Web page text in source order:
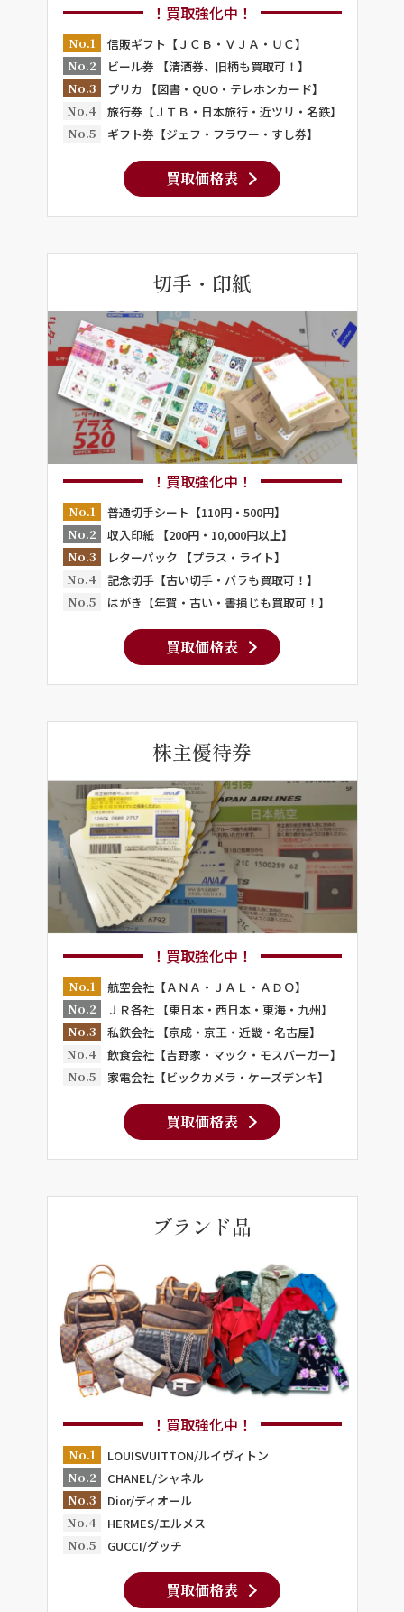
！買取強化中！
No.1
信販ギフト【ＪＣＢ・ＶＪＡ・ＵＣ】
No.2
ビール券 【清酒券、旧柄も買取可！】
No.3
プリカ 【図書・QUO・テレホンカード】
No.4
旅行券【ＪＴＢ・日本旅行・近ツリ・名鉄】
No.5
ギフト券【ジェフ・フラワー・すし券】
買取価格表
切手・印紙
！買取強化中！
No.1
普通切手シート【110円・500円】
No.2
収入印紙 【200円・10,000円以上】
No.3
レターパック 【プラス・ライト】
No.4
記念切手【古い切手・バラも買取可！】
No.5
はがき【年賀・古い・書損じも買取可！】
買取価格表
株主優待券
！買取強化中！
No.1
航空会社【ＡＮＡ・ＪＡＬ・ＡＤＯ】
No.2
ＪＲ各社 【東日本・西日本・東海・九州】
No.3
私鉄会社 【京成・京王・近畿・名古屋】
No.4
飲食会社【吉野家・マック・モスバーガー】
No.5
家電会社【ビックカメラ・ケーズデンキ】
買取価格表
ブランド品
！買取強化中！
No.1
LOUISVUITTON/ルイヴィトン
No.2
CHANEL/シャネル
No.3
Dior/ディオール
No.4
HERMES/エルメス
No.5
GUCCI/グッチ
買取価格表